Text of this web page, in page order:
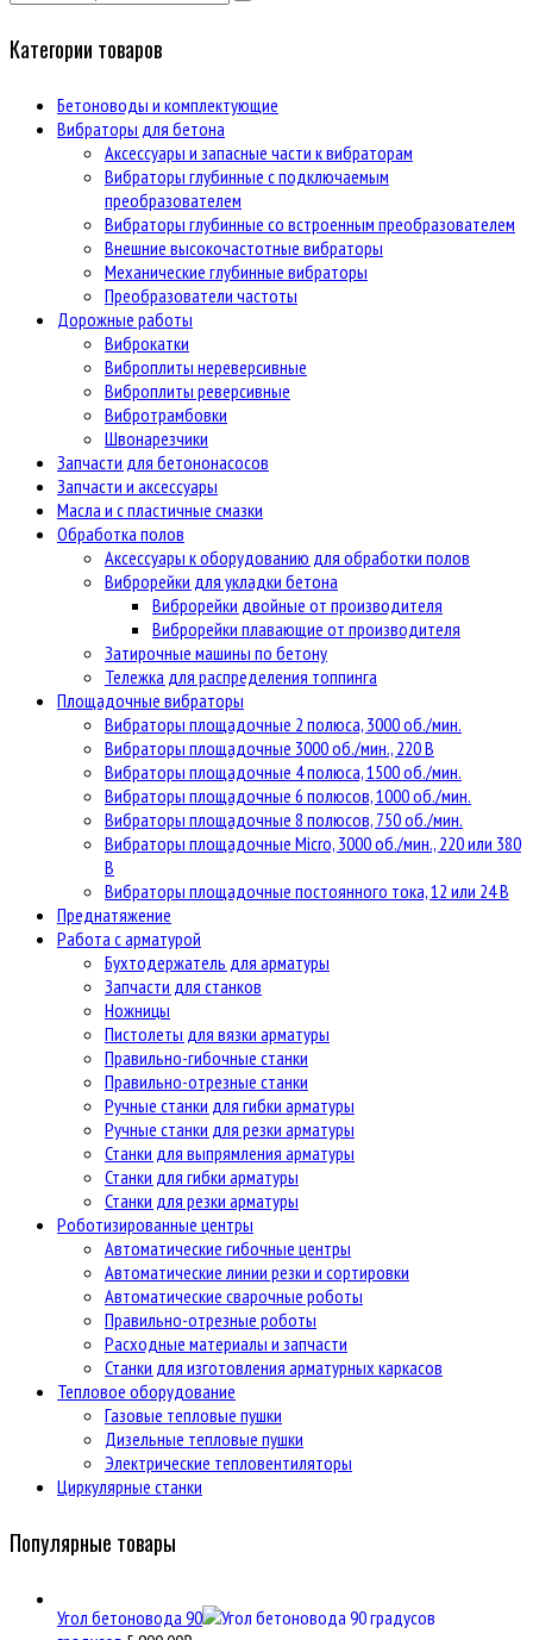
Категории товаров
Бетоноводы и комплектующие
Вибраторы для бетона
Аксессуары и запасные части к вибраторам
Вибраторы глубинные с подключаемым
преобразователем
Вибраторы глубинные со встроенным преобразователем
Внешние высокочастотные вибраторы
Механические глубинные вибраторы
Преобразователи частоты
Дорожные работы
Виброкатки
Виброплиты нереверсивные
Виброплиты реверсивные
Вибротрамбовки
Швонарезчики
Запчасти для бетононасосов
Запчасти и аксессуары
Масла и с пластичные смазки
Обработка полов
Аксессуары к оборудованию для обработки полов
Виброрейки для укладки бетона
Виброрейки двойные от производителя
Виброрейки плавающие от производителя
Затирочные машины по бетону
Тележка для распределения топпинга
Площадочные вибраторы
Вибраторы площадочные 2 полюса, 3000 об./мин.
Вибраторы площадочные 3000 об./мин., 220 В
Вибраторы площадочные 4 полюса, 1500 об./мин.
Вибраторы площадочные 6 полюсов, 1000 об./мин.
Вибраторы площадочные 8 полюсов, 750 об./мин.
Вибраторы площадочные Micro, 3000 об./мин., 220 или 380
В
Вибраторы площадочные постоянного тока, 12 или 24 В
Преднатяжение
Работа с арматурой
Бухтодержатель для арматуры
Запчасти для станков
Ножницы
Пистолеты для вязки арматуры
Правильно-гибочные станки
Правильно-отрезные станки
Ручные станки для гибки арматуры
Ручные станки для резки арматуры
Станки для выпрямления арматуры
Станки для гибки арматуры
Станки для резки арматуры
Роботизированные центры
Автоматические гибочные центры
Автоматические линии резки и сортировки
Автоматические сварочные роботы
Правильно-отрезные роботы
Расходные материалы и запчасти
Станки для изготовления арматурных каркасов
Тепловое оборудование
Газовые тепловые пушки
Дизельные тепловые пушки
Электрические тепловентиляторы
Циркулярные станки
Популярные товары
Угол бетоновода 90